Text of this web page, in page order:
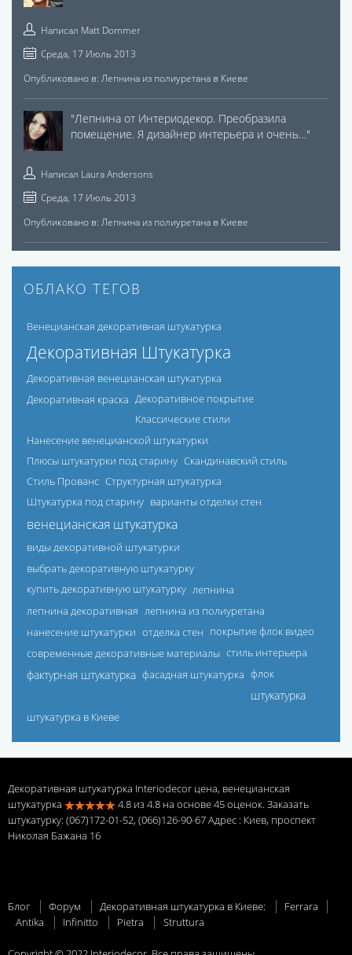
Написал Matt Dommer
Среда, 17 Июль 2013
Опубликовано в: Лепнина из полиуретана в Киеве
"Лепнина от Интериодекор. Преобразила
помещение. Я дизайнер интерьера и очень…"
Написал Laura Andersons
Среда, 17 Июль 2013
Опубликовано в: Лепнина из полиуретана в Киеве
ОБЛАКО ТЕГОВ
Венецианская декоративная штукатурка
Декоративная Штукатурка
Декоративная венецианская штукатурка
Декоративная краска Декоративное покрытие
Классические стили
Нанесение венецианской штукатурки
Плюсы штукатурки под старину Скандинавский стиль
Стиль Прованс Структурная штукатурка
Штукатурка под старину варианты отделки стен
венецианская штукатурка
виды декоративной штукатурки
выбрать декоративную штукатурку
купить декоративную штукатурку лепнина
лепнина декоративная лепнина из полиуретана
нанесение штукатурки отделка стен покрытие флок видео
современные декоративные материалы стиль интерьера
фактурная штукатурка фасадная штукатурка флок
штукатурка
штукатурка в Киеве
Декоративная штукатурка Interiodecor цена, венецианская
штукатурка
4.8 из4.8 на основе45оценок. Заказать
штукатурку: (067)172-01-52, (066)126-90-67 Адрес : Киев, проспект
Николая Бажана 16
Блог Форум Декоративная штукатурка в Киеве:
Ferrara
Antika
Infinitto Pietra Struttura